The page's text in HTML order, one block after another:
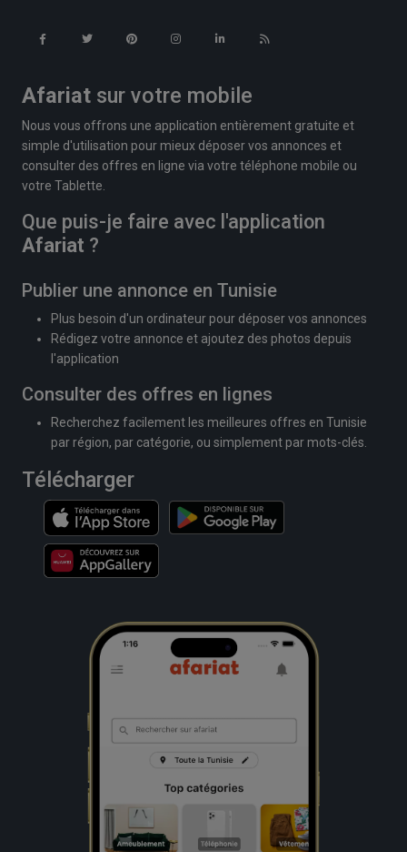
Afariat sur votre mobile
Nous vous offrons une application entièrement gratuite et
simple d'utilisation pour mieux déposer vos annonces et
consulter des offres en ligne via votre téléphone mobile ou
votre Tablette.
Que puis-je faire avec l'application
Afariat ?
Publier une annonce en Tunisie
Plus besoin d'un ordinateur pour déposer vos annonces
Rédigez votre annonce et ajoutez des photos depuis
l'application
Consulter des offres en lignes
Recherchez facilement les meilleures offres en Tunisie
par région, par catégorie, ou simplement par mots-clés.
Télécharger